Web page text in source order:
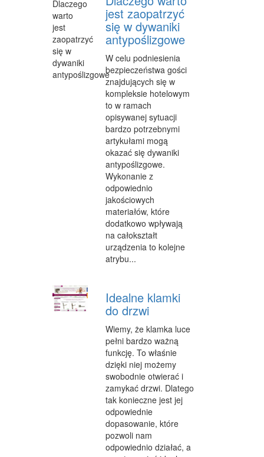
INNE AGENCJE
WIGOR
IMPREZY INTEGRACYJNE
HOBBY
ZAJĘCIA SPORTOWE I REKREACYJNE
PRODUKCJA
INFORMATYCZNE
RESTAURACJE, CATERING
FOTOGRAFIA
ADWOKACI, PORADY PRAWNE
SPRZĄTANIE, PORZĄDKOWANIE
SERWIS
INNE USŁUGI
KURIER, PRZESYŁKI
WYCIECZKI
HOTELE I NOCLEGI
PODRÓŻE
ZDROWIE
DIETETYKA, ODCHUDZANIE
jest zaopatrzyć
się w dywaniki
antypoślizgowe
W celu podniesienia
bezpieczeństwa gości
znajdujących się w
kompleksie hotelowym
to w ramach
opisywanej sytuacji
bardzo potrzebnymi
artykułami mogą
okazać się dywaniki
antypoślizgowe.
Wykonanie z
odpowiednio
jakościowych
materiałów, które
dodatkowo wpływają
na całokształt
urządzenia to kolejne
atrybu...
Idealne klamki
do drzwi
Wiemy, że klamka luce
pełni bardzo ważną
funkcję. To właśnie
dzięki niej możemy
swobodnie otwierać i
zamykać drzwi. Dlatego
tak konieczne jest jej
odpowiednie
dopasowanie, które
pozwoli nam
odpowiednio działać, a